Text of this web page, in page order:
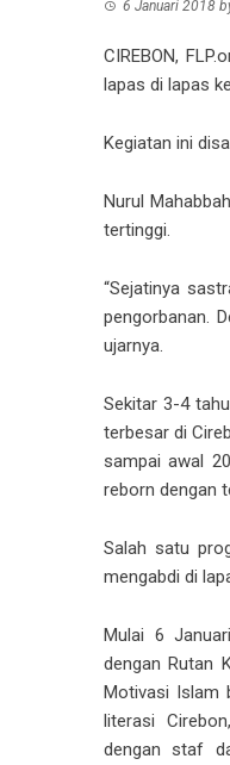
6 Januari 2018
CIREBON,
lapas di lapas
Kegiatan ini
Nurul
tertinggi.
“Sejatinya
pengorbanan.
ujarnya.
Sekitar 3-4
terbesar di
sampai awal
reborn dengan
Salah satu
mengabdi di
Mulai 6
dengan Rutan
Motivasi Islam
literasi
dengan staf